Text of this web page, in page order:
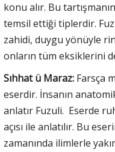
konu alır. Bu
temsil ettiği tiplerdir.
zahidi, duygu yönüyle
onların tüm eksiklerini
Sıhhat ü Maraz: Farsça
eserdir. İnsanın
anlatır Fuzuli. Eserde
açısı ile anlatılır. Bu
zamanında ilimlerle